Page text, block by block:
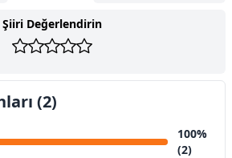
Şiiri Değerlendirin
(2)
100%
(2)